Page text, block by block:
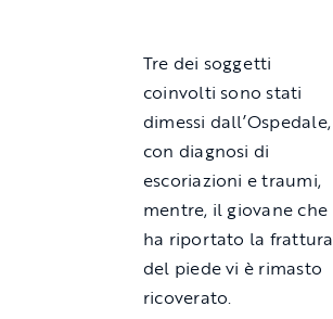
Tre dei soggetti
coinvolti sono stati
dimessi dall’Ospedale,
con diagnosi di
escoriazioni e traumi,
mentre, il giovane che
ha riportato la frattura
del piede vi è rimasto
ricoverato.